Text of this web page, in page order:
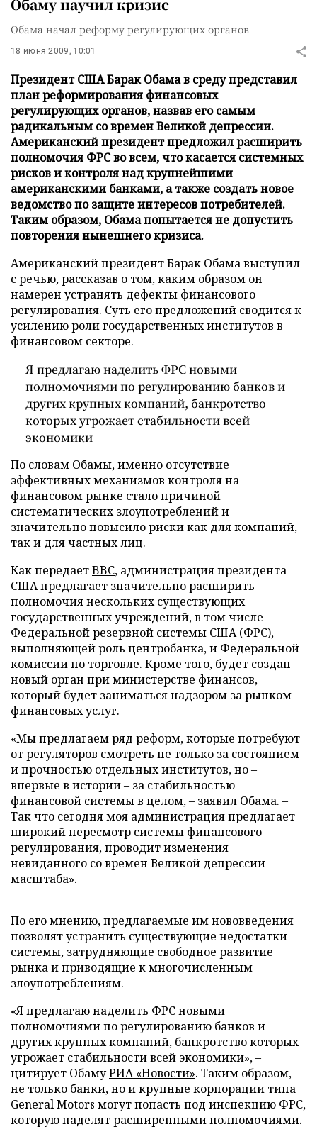
Обаму научил кризис
Обама начал реформу регулирующих органов
18 июня 2009, 10:01
Президент США Барак Обама в среду представил
план реформирования финансовых
регулирующих органов, назвав его самым
радикальным со времен Великой депрессии.
Американский президент предложил расширить
полномочия ФРС во всем, что касается системных
рисков и контроля над крупнейшими
американскими банками, а также создать новое
ведомство по защите интересов потребителей.
Таким образом, Обама попытается не допустить
повторения нынешнего кризиса.
Американский президент Барак Обама выступил
с речью, рассказав о том, каким образом он
намерен устранять дефекты финансового
регулирования. Суть его предложений сводится к
усилению роли государственных институтов в
финансовом секторе.
Я предлагаю наделить ФРС новыми
полномочиями по регулированию банков и
других крупных компаний, банкротство
которых угрожает стабильности всей
экономики
По словам Обамы, именно отсутствие
эффективных механизмов контроля на
финансовом рынке стало причиной
систематических злоупотреблений и
значительно повысило риски как для компаний,
так и для частных лиц.
Как передаетBBC, администрация президента
США предлагает значительно расширить
полномочия нескольких существующих
государственных учреждений, в том числе
Федеральной резервной системы США (ФРС),
выполняющей роль центробанка, и Федеральной
комиссии по торговле. Кроме того, будет создан
новый орган при министерстве финансов,
который будет заниматься надзором за рынком
финансовых услуг.
«Мы предлагаем ряд реформ, которые потребуют
от регуляторов смотреть не только за состоянием
и прочностью отдельных институтов, но –
впервые в истории – за стабильностью
финансовой системы в целом, – заявил Обама. –
Так что сегодня моя администрация предлагает
широкий пересмотр системы финансового
регулирования, проводит изменения
невиданного со времен Великой депрессии
масштаба».
По его мнению, предлагаемые им нововведения
позволят устранить существующие недостатки
системы, затрудняющие свободное развитие
рынка и приводящие к многочисленным
злоупотреблениям.
«Я предлагаю наделить ФРС новыми
полномочиями по регулированию банков и
других крупных компаний, банкротство которых
угрожает стабильности всей экономики», –
цитирует ОбамуРИА «Новости». Таким образом,
не только банки, но и крупные корпорации типа
General Motors могут попасть под инспекцию ФРС,
которую наделят расширенными полномочиями.